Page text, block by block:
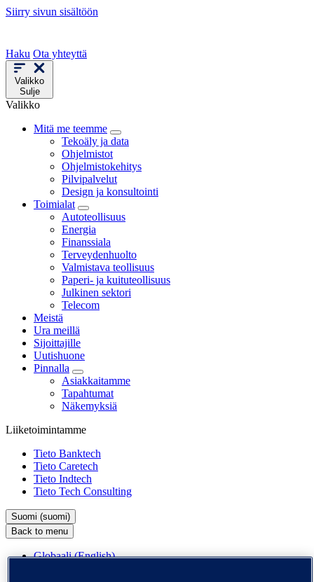
Siirry sivun sisältöön
Haku Ota yhteyttä
Valikko
Sulje
Valikko
Mitä me teemme
Tekoäly ja data
Ohjelmistot
Ohjelmistokehitys
Pilvipalvelut
Design ja konsultointi
Toimialat
Autoteollisuus
Energia
Finanssiala
Terveydenhuolto
Valmistava teollisuus
Paperi- ja kuituteollisuus
Julkinen sektori
Telecom
Meistä
Ura meillä
Sijoittajille
Uutishuone
Pinnalla
Asiakkaitamme
Tapahtumat
Näkemyksiä
Liiketoimintamme
Tieto Banktech
Tieto Caretech
Tieto Indtech
Tieto Tech Consulting
Suomi (suomi)
Back to menu
Globaali (English)